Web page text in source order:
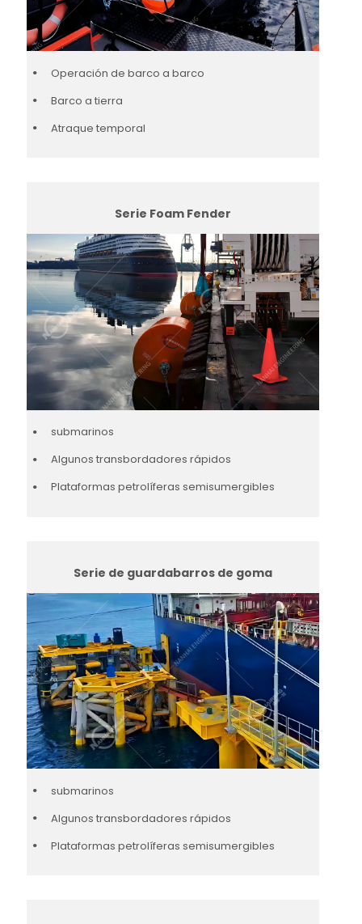
Operación de barco a barco
Barco a tierra
Atraque temporal
Serie Foam Fender
submarinos
Algunos transbordadores rápidos
Plataformas petrolíferas semisumergibles
Serie de guardabarros de goma
submarinos
Algunos transbordadores rápidos
Plataformas petrolíferas semisumergibles